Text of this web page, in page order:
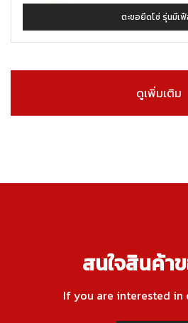
ตะขอยึดโซ่ รุ่นมีเ
ดูเพิ่มเติม
สนใจสินค้าข
If you are interested in